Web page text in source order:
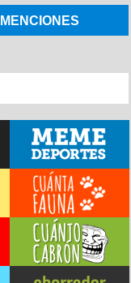
MENCIONES